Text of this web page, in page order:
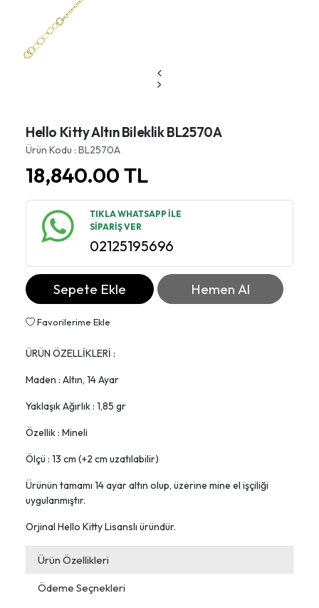
Hello Kitty Altın Bileklik BL2570A
Ürün Kodu : BL2570A
18,840.00TL
TIKLA WHATSAPP İLE
SİPARİŞ VER
02125195696
Sepete Ekle Hemen Al
Favorilerime Ekle
ÜRÜN ÖZELLİKLERİ :
Maden : Altın, 14 Ayar
Yaklaşık Ağırlık : 1,85 gr
Özellik : Mineli
Ölçü : 13 cm (+2 cm uzatılabilir)
Ürünün tamamı 14 ayar altın olup, üzerine mine el işçiliği
uygulanmıştır.
Orjinal Hello Kitty Lisanslı üründür.
Ürün Özellikleri
Ödeme Seçnekleri